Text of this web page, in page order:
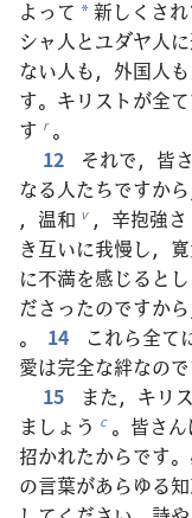
よって * 新しくさ
シャ人とユダヤ人
ない人も，外国人
す。キリストが全
す r 。
12
それで，皆
なる人たちですか
，温和 v ，辛抱強さ
き互いに我慢し，
に不満を感じると
ださったのですか
。 14 これら全て
愛は完全な絆なの
15
また，キリ
ましょう c 。皆さ
招かれたからです
の言葉があらゆる